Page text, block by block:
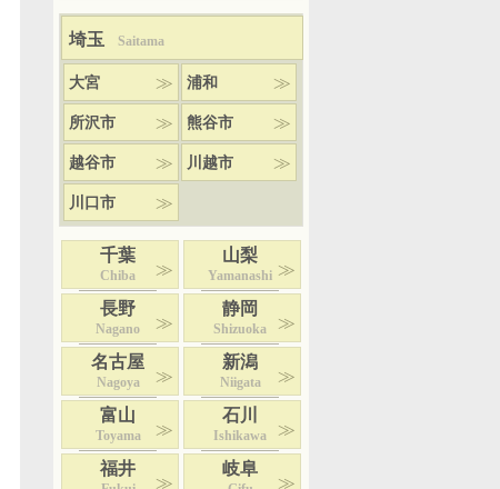
埼玉 Saitama
大宮 浦和
所沢市 熊谷市
越谷市 川越市
川口市
千葉
Chiba
山梨
Yamanashi
長野
Nagano
静岡
Shizuoka
名古屋
Nagoya
新潟
Niigata
富山
Toyama
石川
Ishikawa
福井 岐阜